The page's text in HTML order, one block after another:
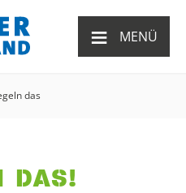
≡ MENÜ
das
DAS!